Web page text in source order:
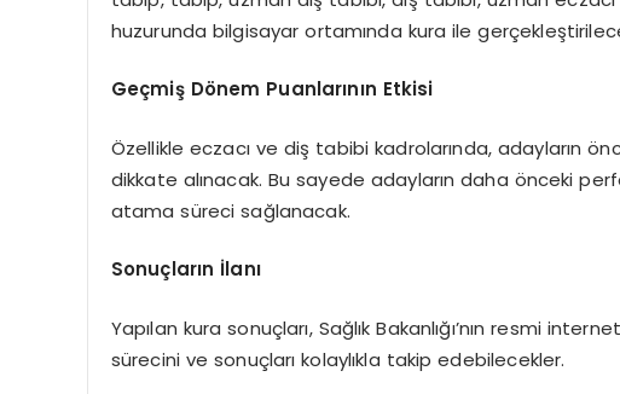
huzurunda bilgisayar ortamında kura ile
Geçmiş Dönem Puanlarının Etkisi
Özellikle eczacı ve diş tabibi kadrolarında, adayların
dikkate alınacak. Bu sayede adayların daha önceki
atama süreci sağlanacak.
Sonuçların İlanı
Yapılan kura sonuçları, Sağlık Bakanlığı’nın resmi
sürecini ve sonuçları kolaylıkla takip edebilecekler.